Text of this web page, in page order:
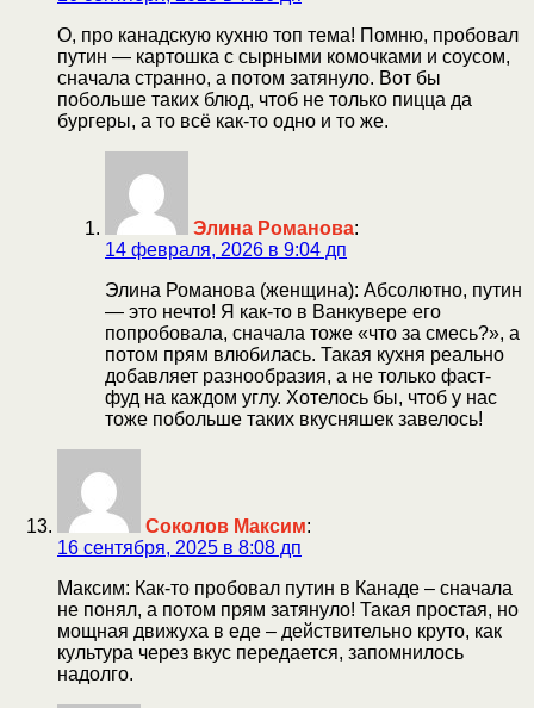
О, про канадскую кухню топ тема! Помню, пробовал
путин — картошка с сырными комочками и соусом,
сначала странно, а потом затянуло. Вот бы
побольше таких блюд, чтоб не только пицца да
бургеры, а то всё как-то одно и то же.
Элина Романова:
14 февраля, 2026 в 9:04 дп
Элина Романова (женщина): Абсолютно, путин
— это нечто! Я как-то в Ванкувере его
попробовала, сначала тоже «что за смесь?», а
потом прям влюбилась. Такая кухня реально
добавляет разнообразия, а не только фаст-
фуд на каждом углу. Хотелось бы, чтоб у нас
тоже побольше таких вкусняшек завелось!
Соколов Максим:
16 сентября, 2025 в 8:08 дп
Максим: Как-то пробовал путин в Канаде – сначала
не понял, а потом прям затянуло! Такая простая, но
мощная движуха в еде – действительно круто, как
культура через вкус передается, запомнилось
надолго.